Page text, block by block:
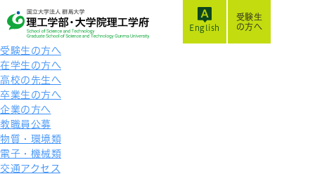
受験生
の方へ
受験生の方へ
在学生の方へ
高校の先生へ
卒業生の方へ
企業の方へ
教職員公募
物質・環境類
電子・機械類
交通アクセス
English